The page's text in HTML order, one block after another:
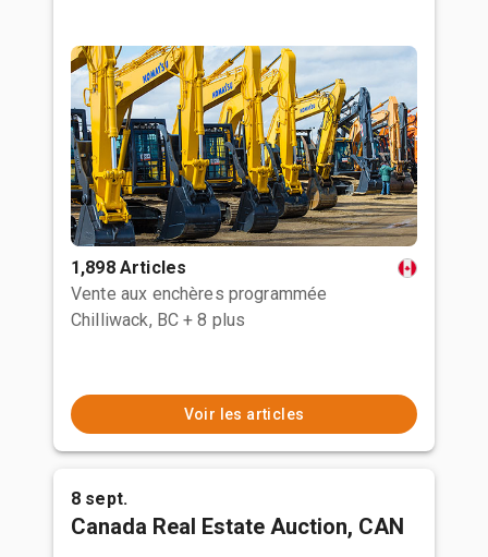
1,898 Articles
Vente aux enchères programmée
Chilliwack, BC + 8 plus
Voir les articles
8 sept.
Canada Real Estate Auction, CAN